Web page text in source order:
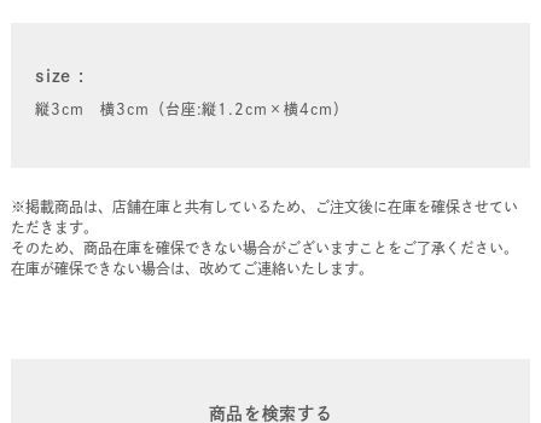
size
縦3cm 横3cm（台座:縦1.2cm×横4cm）
※掲載商品は、店舗在庫と共有しているため、ご注文後に在庫を確保させてい
ただきます。
そのため、商品在庫を確保できない場合がございますことをご了承ください。
在庫が確保できない場合は、改めてご連絡いたします。
商品を検索する